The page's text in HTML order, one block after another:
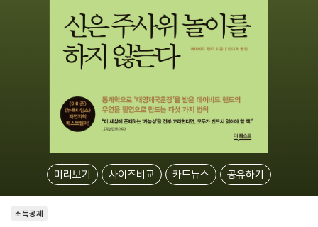
미리보기 사이즈비교 카드뉴스 공유하기
소득공제